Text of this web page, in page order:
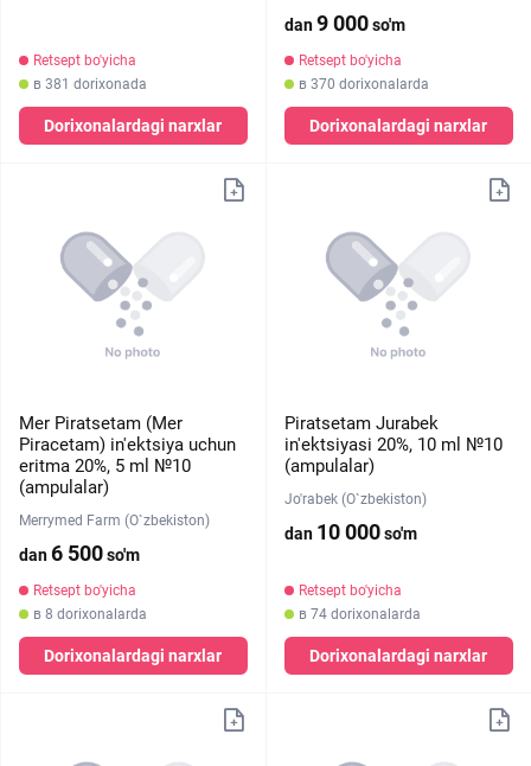
Retsept bo'yicha
в 381 dorixonada
Dorixonalardagi narxlar
dan9 000so'm
Retsept bo'yicha
в 370 dorixonalarda
Dorixonalardagi narxlar
Mer Piratsetam (Mer
Piracetam) in'ektsiya uchun
eritma 20%, 5 ml №10
(ampulalar)
Merrymed Farm (O`zbekiston)
dan6 500so'm
Retsept bo'yicha
в 8 dorixonalarda
Dorixonalardagi narxlar
Piratsetam Jurabek
in'ektsiyasi 20%, 10 ml №10
(ampulalar)
Jo'rabek (O`zbekiston)
dan 10 000so'm
Retsept bo'yicha
в 74 dorixonalarda
Dorixonalardagi narxlar